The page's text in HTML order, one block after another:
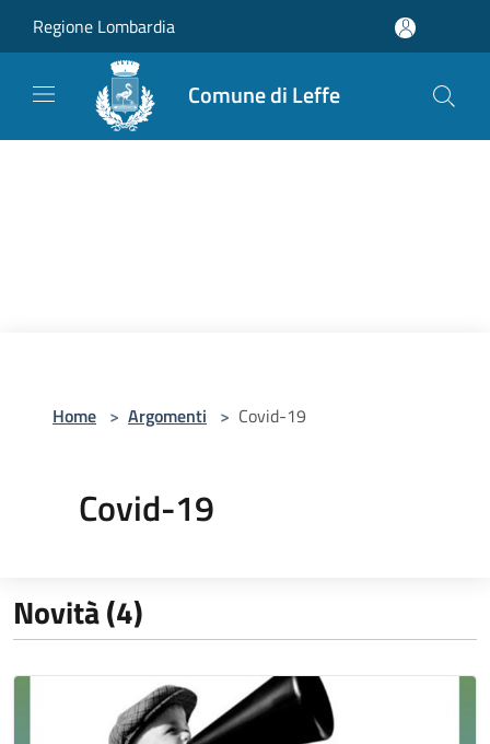
Regione Lombardia
Comune di Leffe
Home > Argomenti > Covid-19
Covid-19
Novità (4)